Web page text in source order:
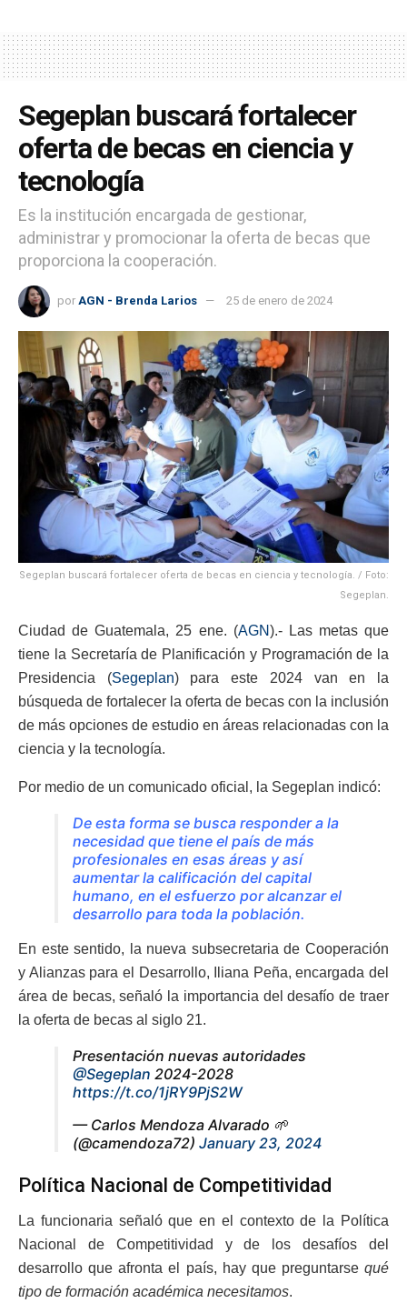
Segeplan buscará fortalecer
oferta de becas en ciencia y
tecnología
Es la institución encargada de gestionar,
administrar y promocionar la oferta de becas que
proporciona la cooperación.
por AGN - Brenda Larios 25 de enero de 2024
Segeplan buscará fortalecer oferta de becas en ciencia y tecnología. / Foto:
Segeplan.
Ciudad de Guatemala, 25 ene. (AGN).- Las metas que
tiene la Secretaría de Planificación y Programación de la
Presidencia (Segeplan) para este 2024 van en la
búsqueda de fortalecer la oferta de becas con la inclusión
de más opciones de estudio en áreas relacionadas con la
ciencia y la tecnología.
Por medio de un comunicado oficial, la Segeplan indicó:
De esta forma se busca responder a la
necesidad que tiene el país de más
profesionales en esas áreas y así
aumentar la calificación del capital
humano, en el esfuerzo por alcanzar el
desarrollo para toda la población.
En este sentido, la nueva subsecretaria de Cooperación
y Alianzas para el Desarrollo, Iliana Peña, encargada del
área de becas, señaló la importancia del desafío de traer
la oferta de becas al siglo 21.
Presentación nuevas autoridades
@Segeplan 2024-2028
https://t.co/1jRY9PjS2W
— Carlos Mendoza Alvarado 🌱
(@camendoza72) January 23, 2024
Política Nacional de Competitividad
La funcionaria señaló que en el contexto de la Política
Nacional de Competitividad y de los desafíos del
desarrollo que afronta el país, hay que preguntarse qué
tipo de formación académica necesitamos.